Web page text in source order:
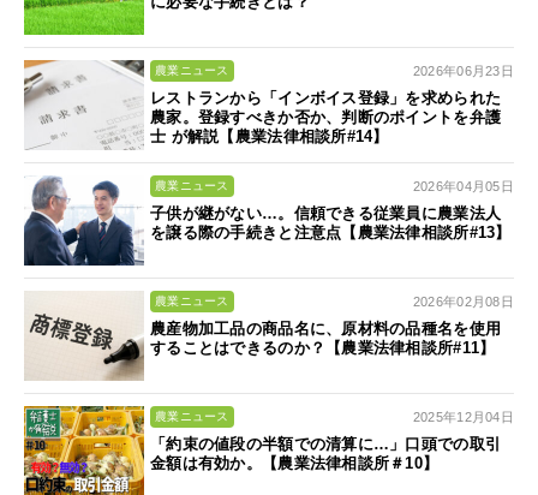
農業ニュース 2026年06月23日
レストランから「インボイス登録」を求められた
農家。登録すべきか否か、判断のポイントを弁護
士 が解説【農業法律相談所#14】
農業ニュース 2026年04月05日
子供が継がない…。信頼できる従業員に農業法人
を譲る際の手続きと注意点【農業法律相談所#13】
農業ニュース 2026年02月08日
農産物加工品の商品名に、原材料の品種名を使用
することはできるのか？【農業法律相談所#11】
農業ニュース 2025年12月04日
「約束の値段の半額での清算に…」口頭での取引
金額は有効か。【農業法律相談所＃10】